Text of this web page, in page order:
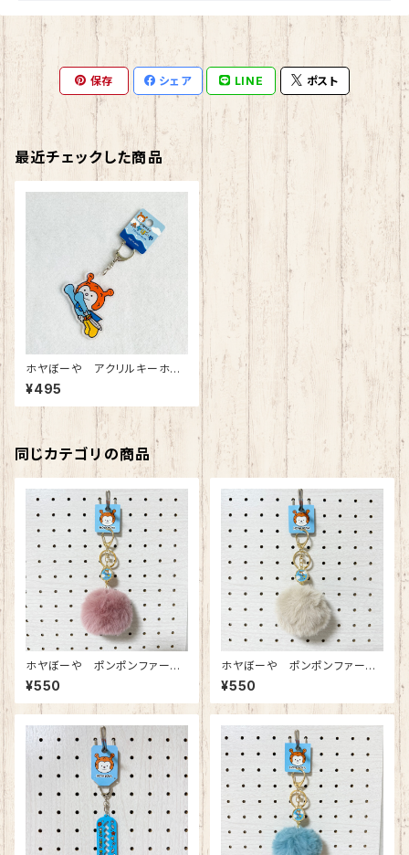
保存 シェア LINE ポスト
最近チェックした商品
ホヤぼーや アクリルキーホル
ダー（飛ぶ）
¥495
同じカテゴリの商品
ホヤぼーや ポンポンファーKR
（スモーキーピンク）
¥550
ホヤぼーや ポンポンファーKR
（ベージュ）
¥550